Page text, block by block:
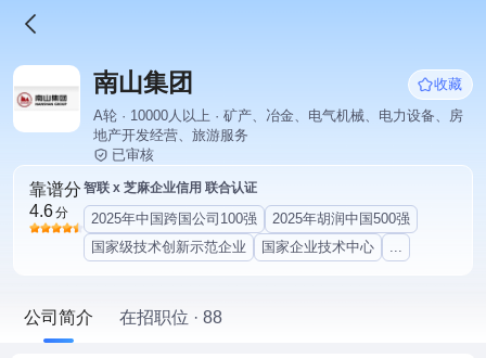
南山集团
收藏
A轮 · 10000人以上 · 矿产、冶金、电气机械、电力设备、房
地产开发经营、旅游服务
已审核
靠谱分
4.6分
智联 x 芝麻企业信用 联合认证
2025年中国跨国公司100强
2025年胡润中国500强
国家级技术创新示范企业
国家企业技术中心 ...
公司简介 在招职位 · 88